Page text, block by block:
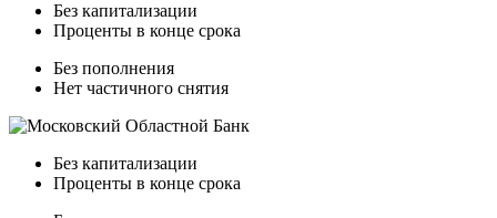
Без капитализации
Проценты в конце срока
Без пополнения
Нет частичного снятия
Без капитализации
Проценты в конце срока